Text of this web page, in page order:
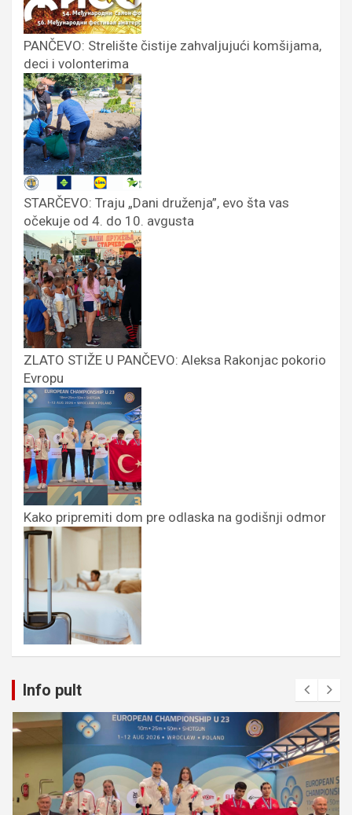
PANČEVO: Strelište čistije zahvaljujući komšijama,
deci i volonterima
STARČEVO: Traju „Dani druženja”, evo šta vas
očekuje od 4. do 10. avgusta
ZLATO STIŽE U PANČEVO: Aleksa Rakonjac pokorio
Evropu
Kako pripremiti dom pre odlaska na godišnji odmor
Info pult